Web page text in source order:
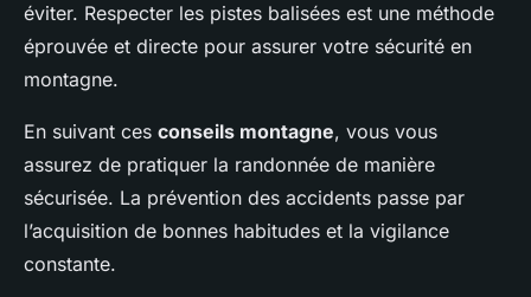
éviter. Respecter les pistes balisées est une méthode
éprouvée et directe pour assurer votre sécurité en
montagne.
En suivant ces conseils montagne, vous vous
assurez de pratiquer la randonnée de manière
sécurisée. La prévention des accidents passe par
l’acquisition de bonnes habitudes et la vigilance
constante.